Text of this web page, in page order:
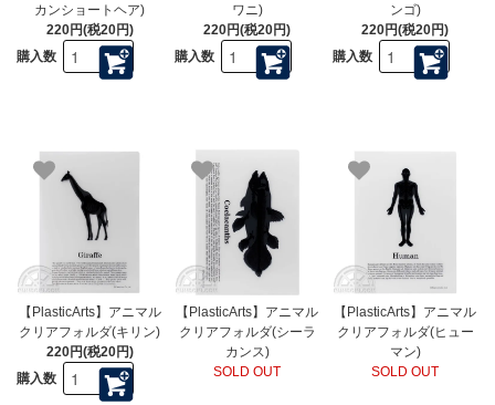
カンショートヘア)
220円(税20円)
購入数
ワニ)
220円(税20円)
購入数
ンゴ)
220円(税20円)
購入数
【PlasticArts】アニマル
クリアフォルダ(キリン)
220円(税20円)
購入数
【PlasticArts】アニマル
クリアフォルダ(シーラ
カンス)
SOLD OUT
【PlasticArts】アニマル
クリアフォルダ(ヒュー
マン)
SOLD OUT